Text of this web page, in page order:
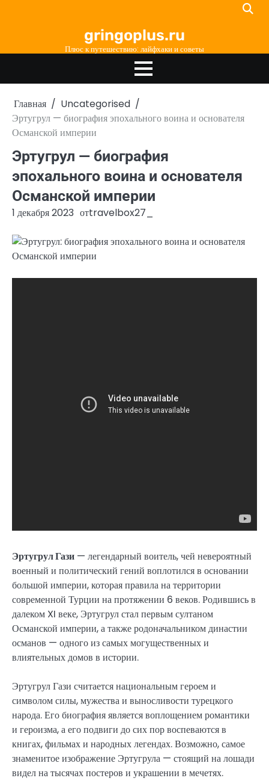
gringoplus.ru
Плюс к путешествию: лайфхаки и советы
Главная
Uncategorised
Эртугрул — биография эпохального воина и основателя
Османской империи
Эртугрул — биография
эпохального воина и основателя
Османской империи
1 декабря 2023 отtravelbox27_
Эртугрул Гази — легендарный воитель, чей невероятный
военный и политический гений воплотился в основании
большой империи, которая правила на территории
современной Турции на протяжении 6 веков. Родившись в
далеком XI веке, Эртугрул стал первым султаном
Османской империи, а также родоначальником династии
османов — одного из самых могущественных и
влиятельных домов в истории.
Эртугрул Гази считается национальным героем и
символом силы, мужества и выносливости турецкого
народа. Его биография является воплощением романтики
и героизма, а его подвиги до сих пор воспеваются в
книгах, фильмах и народных легендах. Возможно, самое
знаменитое изображение Эртугрула — стоящий на лошади
видел на тысячах постеров и украшении в мечетях.